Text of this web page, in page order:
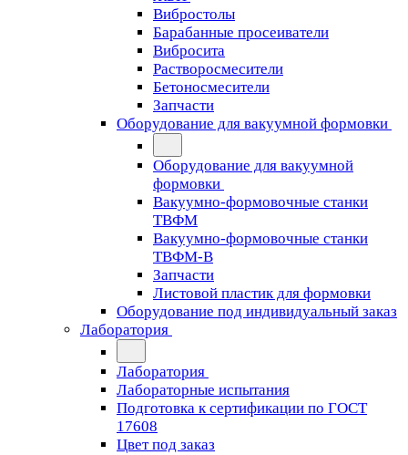
Вибростолы
Барабанные просеиватели
Вибросита
Растворосмесители
Бетоносмесители
Запчасти
Оборудование для вакуумной формовки
Оборудование для вакуумной
формовки
Вакуумно-формовочные станки
ТВФМ
Вакуумно-формовочные станки
ТВФМ-В
Запчасти
Листовой пластик для формовки
Оборудование под индивидуальный заказ
Лаборатория
Лаборатория
Лабораторные испытания
Подготовка к сертификации по ГОСТ
17608
Цвет под заказ